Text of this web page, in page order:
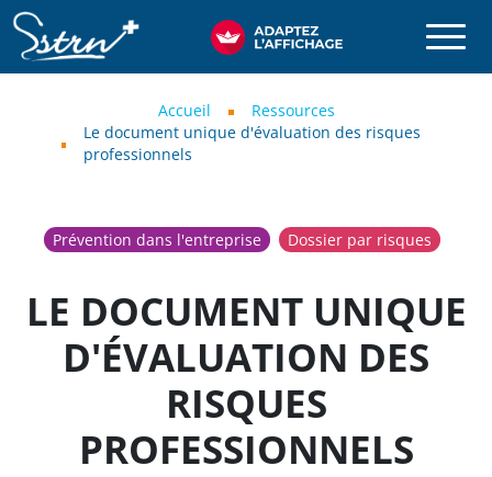
Aller au contenu principal
SSTRN
Accueil
Ressources
Le document unique d'évaluation des risques
professionnels
Prévention dans l'entreprise Dossier par risques
LE DOCUMENT UNIQUE
D'ÉVALUATION DES
RISQUES
PROFESSIONNELS